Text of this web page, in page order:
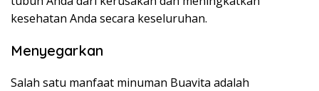
kesehatan Anda secara keseluruhan.
Menyegarkan
Salah satu manfaat minuman Buavita adalah